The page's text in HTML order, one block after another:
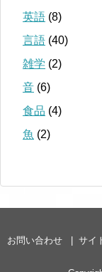
英語 (8)
言語 (40)
雑学 (2)
音 (6)
食品 (4)
魚 (2)
お問い合わせ サイ